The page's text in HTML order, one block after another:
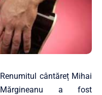
Renumitul cântăreț Mihai
Mărgineanu a fost